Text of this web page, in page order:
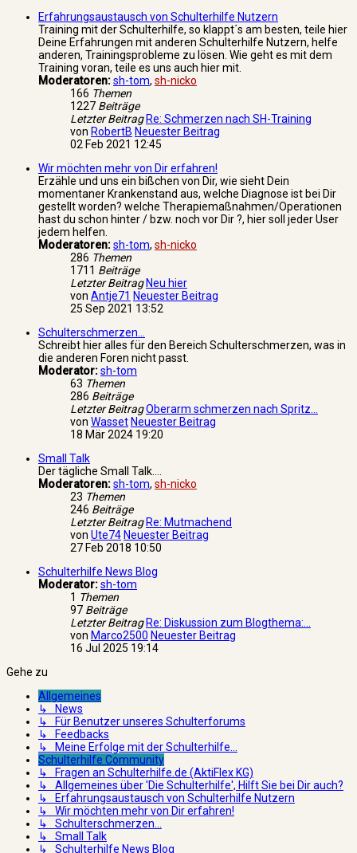
Erfahrungsaustausch von Schulterhilfe Nutzern
Training mit der Schulterhilfe, so klappt´s am besten, teile hier
Deine Erfahrungen mit anderen Schulterhilfe Nutzern, helfe
anderen, Trainingsprobleme zu lösen. Wie geht es mit dem
Training voran, teile es uns auch hier mit.
Moderatoren:sh-tom, sh-nicko
166 Themen
1227 Beiträge
Letzter Beitrag Re: Schmerzen nach SH-Training
von RobertB Neuester Beitrag
02 Feb 2021 12:45
Wir möchten mehr von Dir erfahren!
Erzähle und uns ein bißchen von Dir, wie sieht Dein
momentaner Krankenstand aus, welche Diagnose ist bei Dir
gestellt worden? welche Therapiemaßnahmen/Operationen
hast du schon hinter / bzw. noch vor Dir ?, hier soll jeder User
jedem helfen.
Moderatoren:sh-tom, sh-nicko
286 Themen
1711 Beiträge
Letzter Beitrag Neu hier
von Antje71 Neuester Beitrag
25 Sep 2021 13:52
Schulterschmerzen...
Schreibt hier alles für den Bereich Schulterschmerzen, was in
die anderen Foren nicht passt.
Moderator:sh-tom
63 Themen
286 Beiträge
Letzter BeitragOberarm schmerzen nach Spritz…
von Wasset Neuester Beitrag
18 Mär 2024 19:20
Small Talk
Der tägliche Small Talk....
Moderatoren:sh-tom, sh-nicko
23 Themen
246 Beiträge
Letzter Beitrag Re: Mutmachend
von Ute74 Neuester Beitrag
27 Feb 2018 10:50
Schulterhilfe News Blog
Moderator:sh-tom
1 Themen
97 Beiträge
Letzter Beitrag Re: Diskussion zum Blogthema:…
von Marco2500 Neuester Beitrag
16 Jul 2025 19:14
Gehe zu
Allgemeines
↳ News
↳ Für Benutzer unseres Schulterforums
↳ Feedbacks
↳ Meine Erfolge mit der Schulterhilfe...
Schulterhilfe Community
↳ Fragen an Schulterhilfe.de (AktiFlex KG)
↳ Allgemeines über 'Die Schulterhilfe', Hilft Sie bei Dir auch?
↳ Erfahrungsaustausch von Schulterhilfe Nutzern
↳ Wir möchten mehr von Dir erfahren!
↳ Schulterschmerzen...
↳ Small Talk
↳ Schulterhilfe News Blog